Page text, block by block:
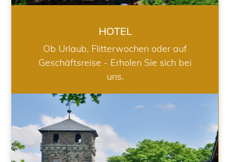
HOTEL
Ob Urlaub, Flitterwochen oder auf
Geschäftsreise - Erholen Sie sich bei
uns.